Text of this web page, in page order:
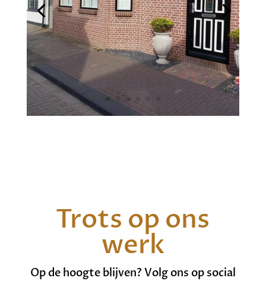
Trots op ons
werk
Op de hoogte blijven? Volg ons op social